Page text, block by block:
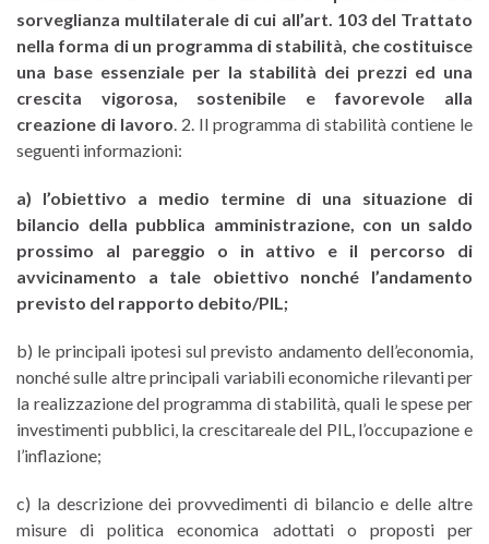
sorveglianza multilaterale di cui all’art. 103 del Trattato
nella forma di un programma di stabilità, che costituisce
una base essenziale per la stabilità dei prezzi ed una
crescita vigorosa, sostenibile e favorevole alla
creazione di lavoro. 2. Il programma di stabilità contiene le
seguenti informazioni:
a) l’obiettivo a medio termine di una situazione di
bilancio della pubblica amministrazione, con un saldo
prossimo al pareggio o in attivo e il percorso di
avvicinamento a tale obiettivo nonché l’andamento
previsto del rapporto debito/PIL;
b) le principali ipotesi sul previsto andamento dell’economia,
nonché sulle altre principali variabili economiche rilevanti per
la realizzazione del programma di stabilità, quali le spese per
investimenti pubblici, la crescitareale del PIL, l’occupazione e
l’inflazione;
c) la descrizione dei provvedimenti di bilancio e delle altre
misure di politica economica adottati o proposti per